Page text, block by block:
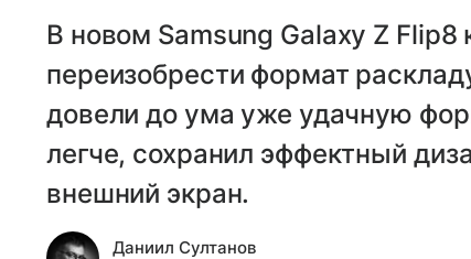
В новом Samsung Galaxy Z Flip8
переизобрести формат
довели до ума уже удачную
легче, сохранил эффектный
внешний экран.
Даниил Султанов